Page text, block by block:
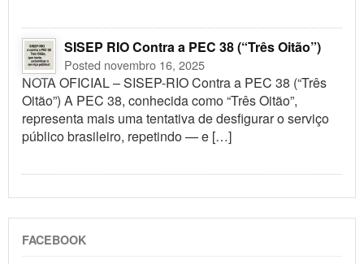
SISEP RIO Contra a PEC 38 (“Três Oitão”)
Posted novembro 16, 2025
NOTA OFICIAL – SISEP-RIO Contra a PEC 38 (“Três
Oitão”) A PEC 38, conhecida como “Três Oitão”,
representa mais uma tentativa de desfigurar o serviço
público brasileiro, repetindo — e […]
FACEBOOK